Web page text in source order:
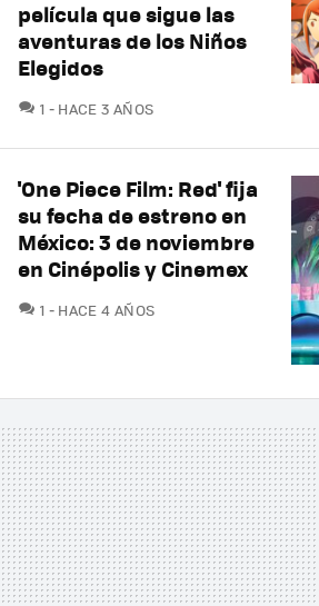
película que sigue las
aventuras de los Niños
Elegidos
1 COMENTARIOS
HACE 3 AÑOS
'One Piece Film: Red' fija
su fecha de estreno en
México: 3 de noviembre
en Cinépolis y Cinemex
1 COMENTARIOS
HACE 4 AÑOS